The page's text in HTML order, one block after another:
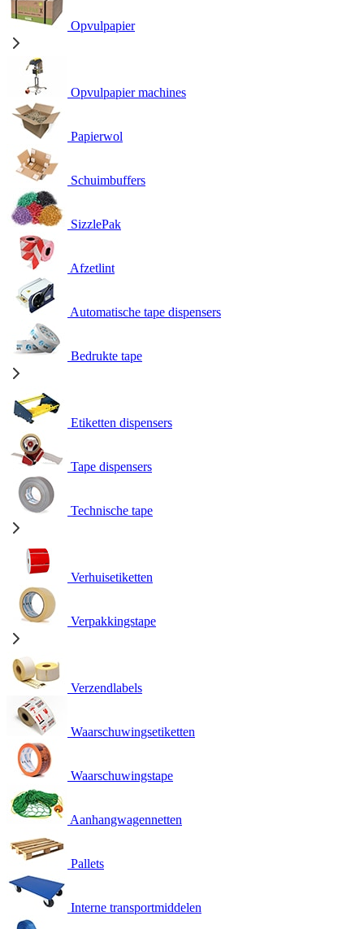
Opvulpapier
Opvulpapier machines
Papierwol
Schuimbuffers
SizzlePak
Afzetlint
Automatische tape dispensers
Bedrukte tape
Etiketten dispensers
Tape dispensers
Technische tape
Verhuisetiketten
Verpakkingstape
Verzendlabels
Waarschuwingsetiketten
Waarschuwingstape
Aanhangwagennetten
Pallets
Interne transportmiddelen